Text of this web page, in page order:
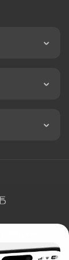
Москве